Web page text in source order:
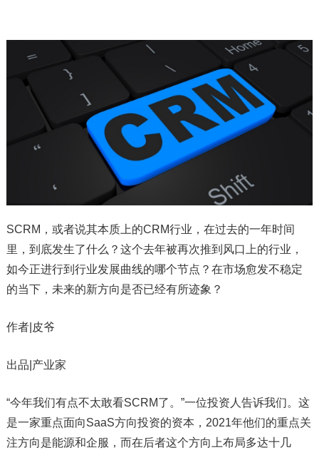
SCRM，或者说其本质上的CRM行业，在过去的一年时间
里，到底发生了什么？这个去年被再次推到风口上的行业，
如今正进行到行业发展曲线的哪个节点？在市场愈发不稳定
的当下，未来的新方向是否已经有所迹象？
作者|皮爷
出品|产业家
“今年我们有点不太敢看SCRM了。”一位投资人告诉我们。这
是一家重点面向SaaS方向投资的资本，2021年他们的重点关
注方向是能源和企服，而在后者这个方向上布局多达十几